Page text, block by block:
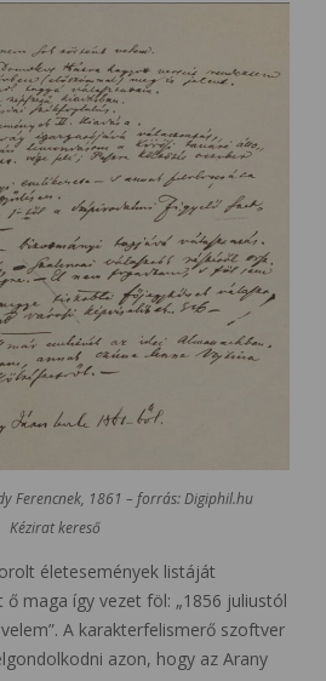
Ferencnek, 1861 – forrás: Digiphil.hu
Kézirat kereső
életesemények listáját
maga így vezet föl: „1856 juliustól
A karakterfelismerő szoftver
azon, hogy az Arany